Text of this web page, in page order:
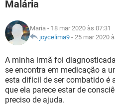
NUTRIÇÃO
BEM-ESTAR
SEXUALIDADE
Malária
Maria - 18 mar 2020 às 07:31
joycelima9 - 25 mar 2020
A minha irmã foi
se encontra em medicação a
esta difícil de ser combatido é
que ela parece estar de
preciso de ajuda.